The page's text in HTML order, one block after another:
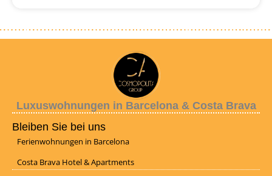
Luxuswohnungen in Barcelona & Costa Brava
Bleiben Sie bei uns
Ferienwohnungen in Barcelona
Costa Brava Hotel & Apartments